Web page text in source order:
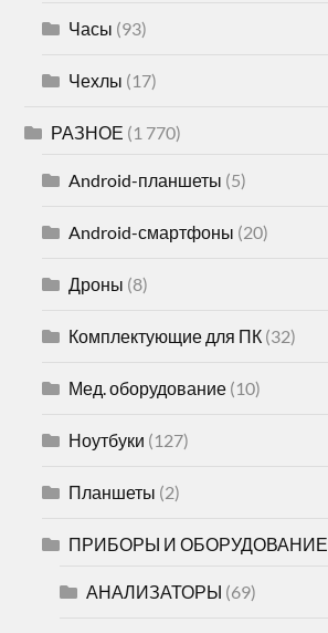
Часы (93)
Чехлы (17)
РАЗНОЕ (1 770)
Android-планшеты (5)
Android-смартфоны (20)
Дроны (8)
Комплектующие для ПК (32)
Мед. оборудование (10)
Ноутбуки (127)
Планшеты (2)
ПРИБОРЫ И ОБОРУДОВАНИЕ
АНАЛИЗАТОРЫ (69)